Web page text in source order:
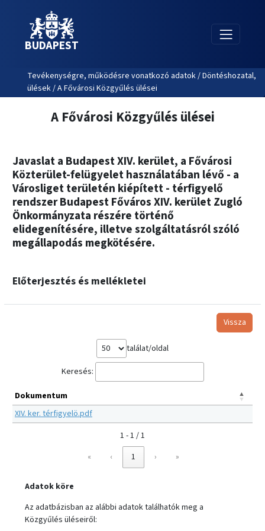
BUDAPEST
Tevékenységre, működésre vonatkozó adatok / Döntéshozatal,
ülések / A Fővárosi Közgyűlés ülései
A Fővárosi Közgyűlés ülései
Javaslat a Budapest XIV. kerület, a Fővárosi
Közterület-felügyelet használatában lévő - a
Városliget területén kiépített - térfigyelő
rendszer Budapest Főváros XIV. kerület Zugló
Önkormányzata részére történő
elidegenítésére, illetve szolgáltatásról szóló
megállapodás megkötésére.
Előterjesztés és mellékletei
Vissza
találat/oldal
Keresés:
Dokumentum
XIV. ker. térfigyelö.pdf
1 - 1 / 1
«
‹ 1 › »
Adatok köre
Az adatbázisban az alábbi adatok találhatók meg a
Közgyűlés üléseiről: